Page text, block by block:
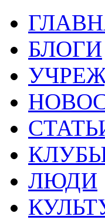
БЛОГИ
ЛЮДИ